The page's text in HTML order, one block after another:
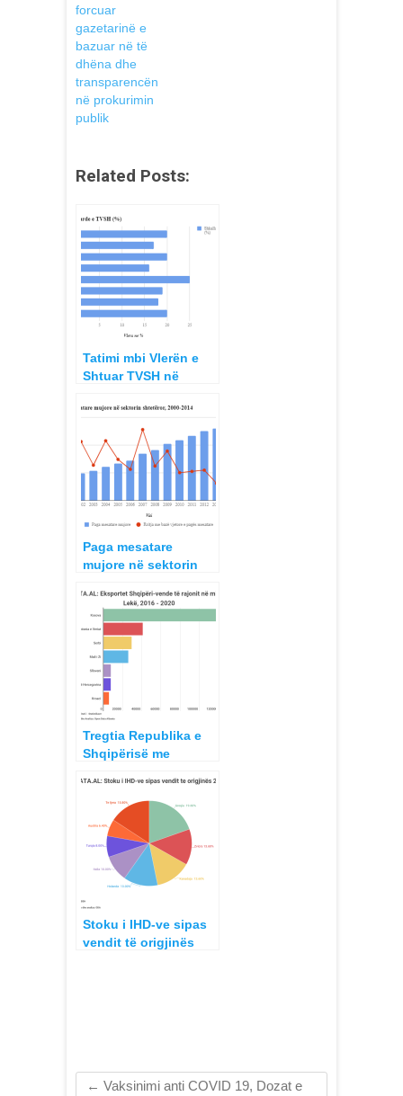
forcuar
gazetarinë e
bazuar në të
dhëna dhe
transparencën
në prokurimin
publik
Related Posts:
Tatimi mbi Vlerën e
Shtuar TVSH në
rajonit dhe BE
Paga mesatare
mujore në sektorin
Shqipëria dhe vendet
e rajonit
Tregtia Republika e
Shqipërisë me
Kosovës dhe Kosova
kundrejt Rajonit 2016
– 2020
Stoku i IHD-ve sipas
vendit të origjinës
← Vaksinimi anti COVID 19, Dozat e